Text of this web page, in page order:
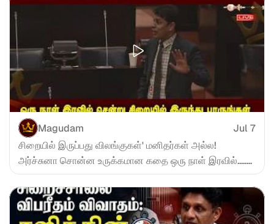
Magudam
Jul 7
சிறையில் இருப்பது விலங்குகள்' மனிதர்கள் அல்ல!
அர்ச்சுனா சொன்ன உருக்கமான கதை ஒரு நாள் இரவில்........